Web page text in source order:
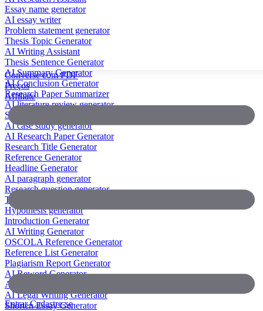
Essay name generator
AI essay writer
Problem statement generator
Thesis Topic Generator
AI Writing Assistant
Thesis Sentence Generator
AI Summary Generator
AI Conclusion Generator
Research Paper Summarizer
AI literature review generator
Scientific Paper Summarizer
AI case study generator
AI Research Paper Generator
Research Title Generator
Reference Generator
Headline Generator
AI paragraph generator
Research question generator
Thesis paragraph generator
Hypothesis generator
Introduction Generator
AI Writing Generator
OSCOLA Reference Generator
Reference List Generator
Plagiarism Report Generator
AI Reword Generator
AI Bullet Point Generator
AI Legal Writing Generator
Shorten Essay Generator
Converse com PDF
Preços
Affiliate
EntrarCadastre-se